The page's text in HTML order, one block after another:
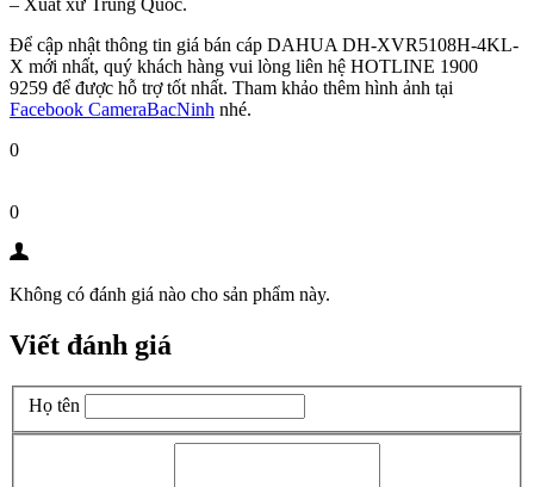
– Xuất xứ Trung Quốc.
Để cập nhật thông tin giá bán cáp DAHUA DH-XVR5108H-4KL-
X mới nhất, quý khách hàng vui lòng liên hệ HOTLINE 1900
9259 để được hỗ trợ tốt nhất. Tham khảo thêm hình ảnh tại
Facebook CameraBacNinh nhé.
0
0
Không có đánh giá nào cho sản phẩm này.
Viết đánh giá
Họ tên